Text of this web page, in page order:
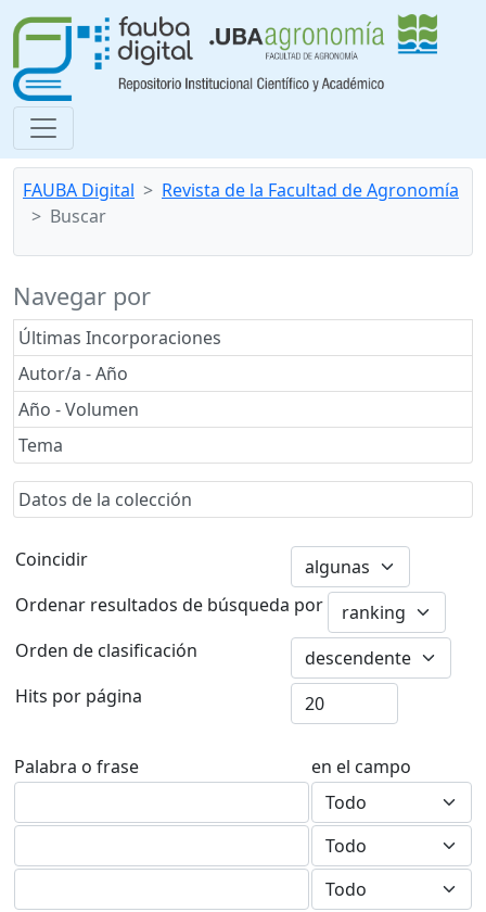
FAUBA Digital
Revista de la Facultad de Agronomía
Buscar
Navegar por
Últimas Incorporaciones
Autor/a - Año
Año - Volumen
Tema
Datos de la colección
Coincidir
Ordenar resultados de búsqueda por
Orden de clasificación
Hits por página
Palabra o frase en el campo